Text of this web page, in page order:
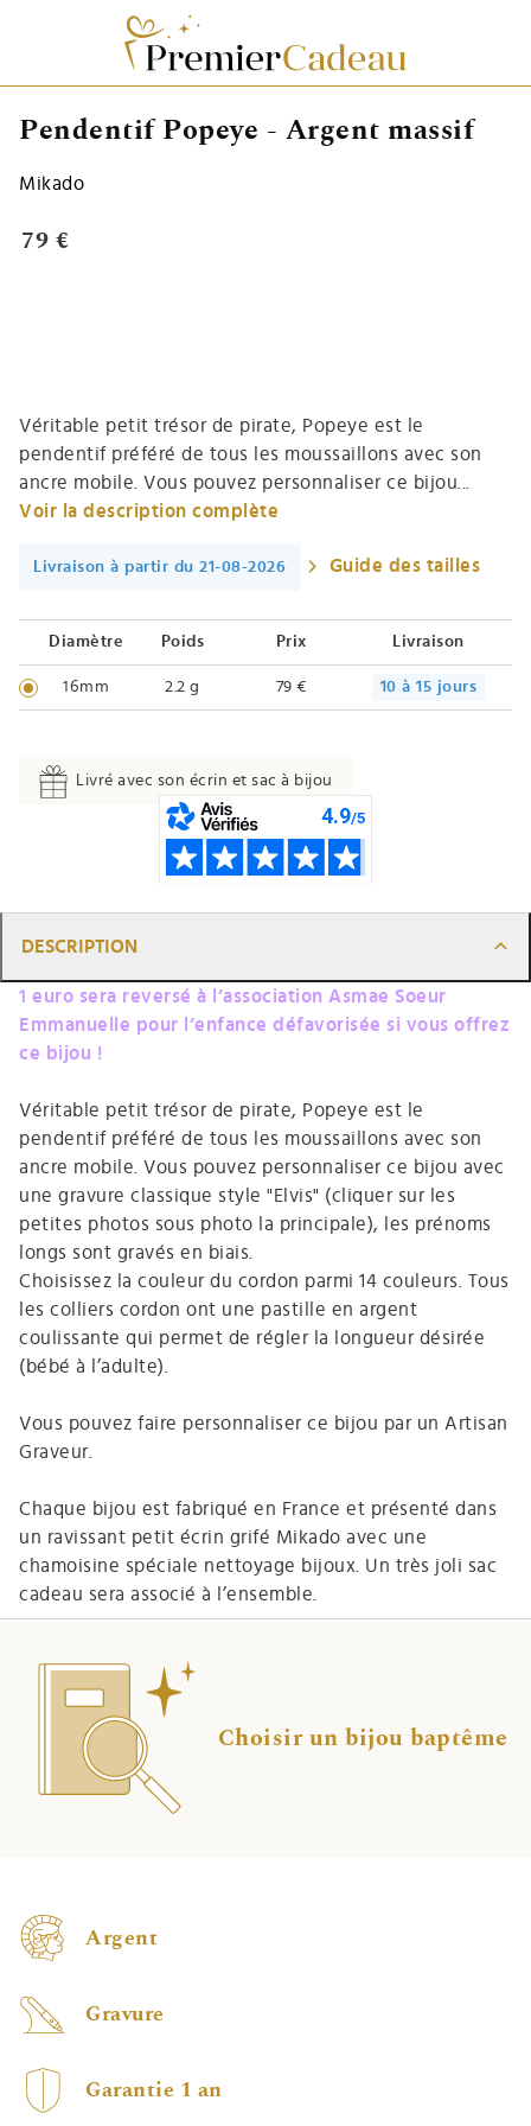
Pendentif Popeye - Argent massif
Mikado
79 €
Véritable petit trésor de pirate, Popeye est le
pendentif préféré de tous les moussaillons avec son
ancre mobile. Vous pouvez personnaliser ce bijou...
Voir la description complète
Livraison à partir du 21-08-2026 Guide des tailles
Diamètre Poids Prix Livraison
16mm 2.2 g 79 € 10 à 15 jours
Livré avec son écrin et sac à bijou
DESCRIPTION
1 euro sera reversé à l’association Asmae Soeur
Emmanuelle pour l’enfance défavorisée si vous offrez
ce bijou !
Véritable petit trésor de pirate, Popeye est le
pendentif préféré de tous les moussaillons avec son
ancre mobile. Vous pouvez personnaliser ce bijou avec
une gravure classique style "Elvis" (cliquer sur les
petites photos sous photo la principale), les prénoms
longs sont gravés en biais.
Choisissez la couleur du cordon parmi 14 couleurs. Tous
les colliers cordon ont une pastille en argent
coulissante qui permet de régler la longueur désirée
(bébé à l’adulte).
Vous pouvez faire personnaliser ce bijou par un Artisan
Graveur.
Chaque bijou est fabriqué en France et présenté dans
un ravissant petit écrin grifé Mikado avec une
chamoisine spéciale nettoyage bijoux. Un très joli sac
cadeau sera associé à l’ensemble.
Choisir un bijou baptême
Argent
Gravure
Garantie 1 an